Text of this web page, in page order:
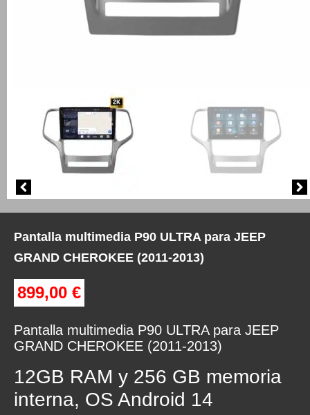
Pantalla multimedia P90 ULTRA para JEEP
GRAND CHEROKEE (2011-2013)
899,00 €
Pantalla multimedia P90 ULTRA para JEEP
GRAND CHEROKEE (2011-2013)
12GB RAM y 256 GB memoria
interna, OS Android 14